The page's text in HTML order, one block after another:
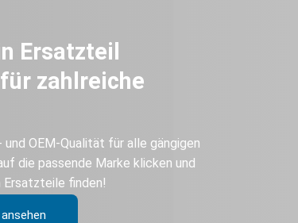
Ersatzteil
zahlreiche
und OEM-Qualität für alle gängigen
die passende Marke klicken und
finden!